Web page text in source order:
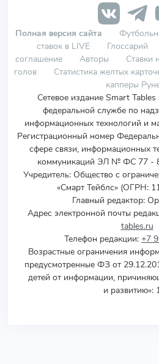
Полная версия сайта
ставок в LIVE
Глоссарий
соглашение
Авторы Ставки
голов
Статистика желтых
капперы
Сетевое издание Smart Tables
федеральной службе по
информационных технологий и
Регистрационный номер
сфере связи, информационных
коммуникаций ЭЛ № ФС 77 -
Учредитель: Общество с
«Смарт Тейблс» (ОГРН:
Главный редактор:
Адрес электронной почты
tables.ru
Телефон редакции: +7
Возрастные ограничения
предусмотренные ФЗ от
детей от информации,
и развитию»: